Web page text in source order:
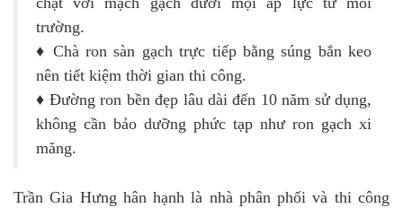
trường.
♦ Chà ron sàn gạch trực tiếp bằng súng bắn keo
nên tiết kiệm thời gian thi công.
♦ Đường ron bền đẹp lâu dài đến 10 năm sử dụng,
không cần bảo dưỡng phức tạp như ron gạch xi
măng.
Trần Gia Hưng hân hạnh là nhà phân phối và thi công